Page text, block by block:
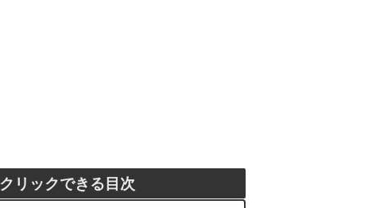
クリックできる目次